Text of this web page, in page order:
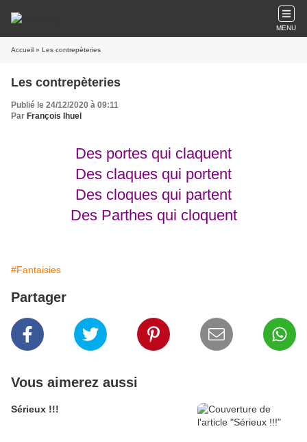
MENU
Accueil » Les contrepèteries
Les contrepèteries
Publié le 24/12/2020 à 09:11
Par François Ihuel
Des portes qui claquent
Des claques qui portent
Des cloques qui partent
Des Parthes qui cloquent
#Fantaisies
Partager
Vous aimerez aussi
Sérieux !!!